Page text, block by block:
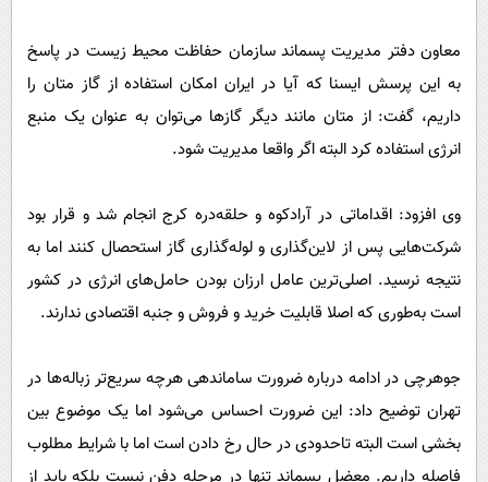
معاون دفتر مدیریت پسماند سازمان حفاظت محیط‌ زیست در پاسخ
به این پرسش ایسنا که آیا در ایران امکان استفاده از گاز متان را
داریم، گفت: از متان مانند دیگر گازها می‌توان به عنوان یک منبع
انرژی استفاده کرد البته اگر واقعا مدیریت شود.
وی افزود: اقداماتی در آرادکوه و حلقه‌دره کرج انجام شد و قرار بود
شرکت‌هایی پس از لاین‌گذاری و لوله‌گذاری گاز استحصال کنند اما به
نتیجه نرسید. اصلی‌ترین عامل ارزان بودن حامل‌های انرژی در کشور
است به‌طوری که اصلا قابلیت خرید و فروش و جنبه اقتصادی ندارند.
جوهرچی در ادامه درباره ضرورت ساماندهی هرچه سریع‌تر زباله‌ها در
تهران توضیح داد: این ضرورت احساس می‌شود اما یک موضوع بین
بخشی‌ است البته تاحدودی در حال رخ دادن است اما با شرایط مطلوب
فاصله داریم. معضل پسماند تنها در مرحله دفن نیست بلکه باید از